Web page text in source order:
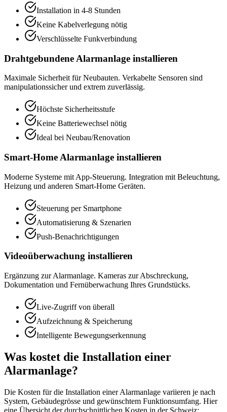
Installation in 4-8 Stunden
Keine Kabelverlegung nötig
Verschlüsselte Funkverbindung
Drahtgebundene Alarmanlage installieren
Maximale Sicherheit für Neubauten. Verkabelte Sensoren sind
manipulationssicher und extrem zuverlässig.
Höchste Sicherheitsstufe
Keine Batteriewechsel nötig
Ideal bei Neubau/Renovation
Smart-Home Alarmanlage installieren
Moderne Systeme mit App-Steuerung. Integration mit Beleuchtung,
Heizung und anderen Smart-Home Geräten.
Steuerung per Smartphone
Automatisierung & Szenarien
Push-Benachrichtigungen
Videoüberwachung installieren
Ergänzung zur Alarmanlage. Kameras zur Abschreckung,
Dokumentation und Fernüberwachung Ihres Grundstücks.
Live-Zugriff von überall
Aufzeichnung & Speicherung
Intelligente Bewegungserkennung
Was kostet die Installation einer
Alarmanlage?
Die Kosten für die Installation einer Alarmanlage variieren je nach
System, Gebäudegrösse und gewünschtem Funktionsumfang. Hier
eine Übersicht der durchschnittlichen Kosten in der Schweiz: